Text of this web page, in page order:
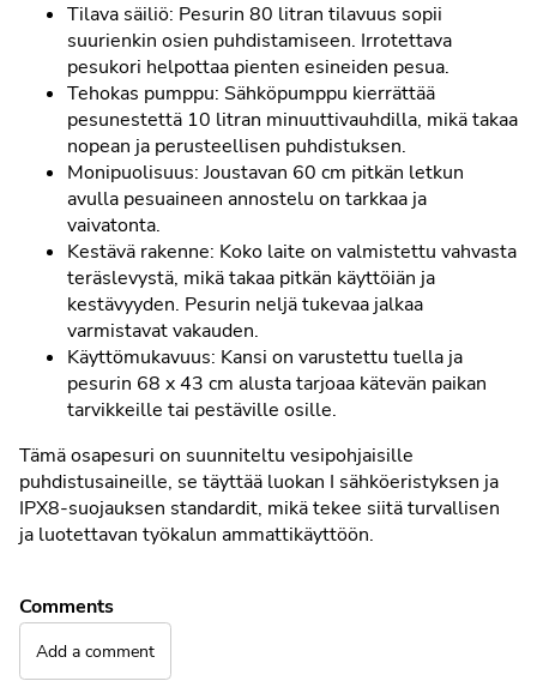
Tilava säiliö: Pesurin 80 litran tilavuus sopii
suurienkin osien puhdistamiseen. Irrotettava
pesukori helpottaa pienten esineiden pesua.
Tehokas pumppu: Sähköpumppu kierrättää
pesunestettä 10 litran minuuttivauhdilla, mikä takaa
nopean ja perusteellisen puhdistuksen.
Monipuolisuus: Joustavan 60 cm pitkän letkun
avulla pesuaineen annostelu on tarkkaa ja
vaivatonta.
Kestävä rakenne: Koko laite on valmistettu vahvasta
teräslevystä, mikä takaa pitkän käyttöiän ja
kestävyyden. Pesurin neljä tukevaa jalkaa
varmistavat vakauden.
Käyttömukavuus: Kansi on varustettu tuella ja
pesurin 68 x 43 cm alusta tarjoaa kätevän paikan
tarvikkeille tai pestäville osille.
Tämä osapesuri on suunniteltu vesipohjaisille
puhdistusaineille, se täyttää luokan I sähköeristyksen ja
IPX8-suojauksen standardit, mikä tekee siitä turvallisen
ja luotettavan työkalun ammattikäyttöön.
Comments
Add a comment